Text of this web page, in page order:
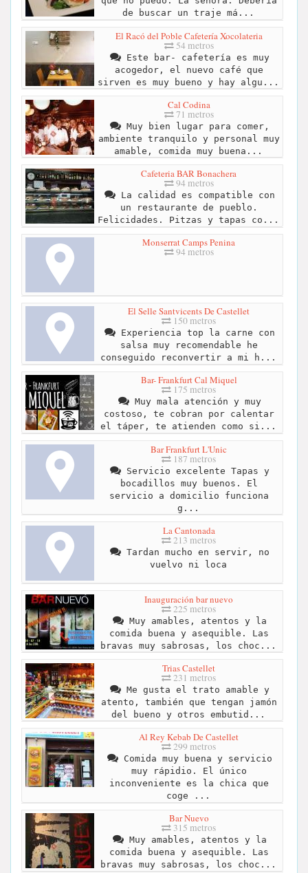
de buscar un traje má...
El Racó del Poble Cafetería Xocolateria
54 metros
Este bar- cafetería es muy
acogedor, el nuevo café que
sirven es muy bueno y hay algu...
Cal Codina
71 metros
Muy bien lugar para comer,
ambiente tranquilo y personal muy
amable, comida muy buena...
Cafeteria BAR Bonachera
94 metros
La calidad es compatible con
un restaurante de pueblo.
Felicidades. Pitzas y tapas co...
Monserrat Camps Penina
94 metros
El Selle Santvicents De Castellet
150 metros
Experiencia top la carne con
salsa muy recomendable he
conseguido reconvertir a mi h...
Bar- Frankfurt Cal Miquel
175 metros
Muy mala atención y muy
costoso, te cobran por calentar
el táper, te atienden como si...
Bar Frankfurt L'Unic
187 metros
Servicio excelente Tapas y
bocadillos muy buenos. El
servicio a domicilio funciona
g...
La Cantonada
213 metros
Tardan mucho en servir, no
vuelvo ni loca
Inauguración bar nuevo
225 metros
Muy amables, atentos y la
comida buena y asequible. Las
bravas muy sabrosas, los choc...
Trias Castellet
231 metros
Me gusta el trato amable y
atento, también que tengan jamón
del bueno y otros embutid...
Al Rey Kebab De Castellet
299 metros
Comida muy buena y servicio
muy rápidio. El único
inconveniente es la chica que
coge ...
Bar Nuevo
315 metros
Muy amables, atentos y la
comida buena y asequible. Las
bravas muy sabrosas, los choc...